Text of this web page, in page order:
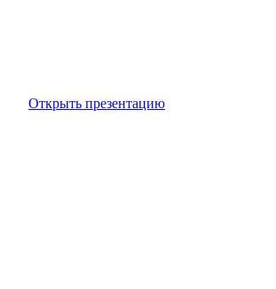
Открыть презентацию